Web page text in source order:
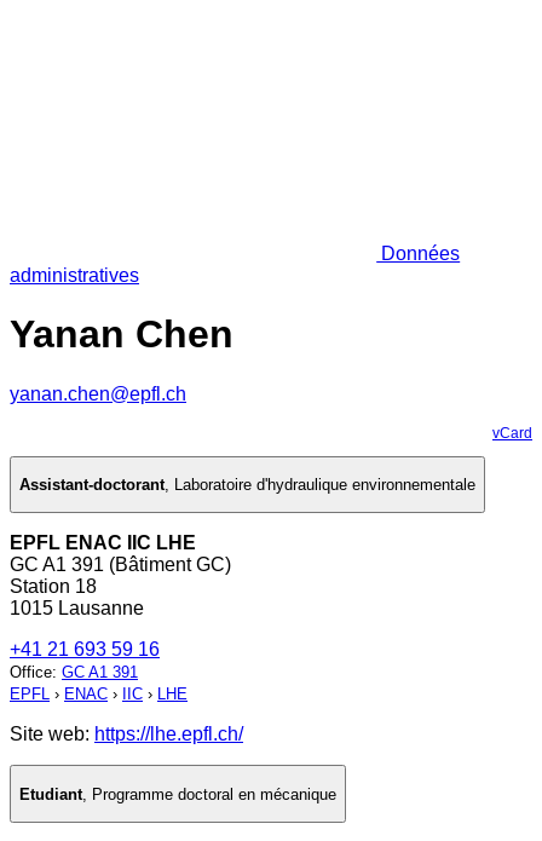
Données
administratives
Yanan Chen
yanan.chen@epfl.ch
vCard
Assistant-doctorant, Laboratoire d'hydraulique environnementale
EPFL ENAC IIC LHE
GC A1 391 (Bâtiment GC)
Station 18
1015 Lausanne
+41 21 693 59 16
Office: GC A1 391
EPFL › ENAC › IIC › LHE
Site web: https://lhe.epfl.ch/
Etudiant Programme doctoral en mécanique